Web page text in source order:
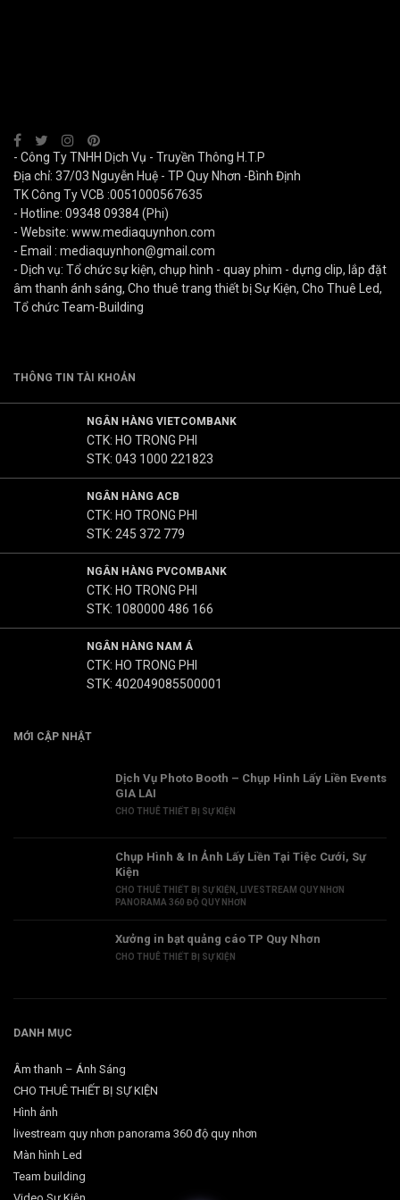
- Công Ty TNHH Dịch Vụ - Truyền Thông H.T.P
Địa chỉ: 37/03 Nguyễn Huệ - TP Quy Nhơn -Bình Định
TK Công Ty VCB :0051000567635
- Hotline: 09348 09384 (Phi)
- Website: www.mediaquynhon.com
- Email : mediaquynhon@gmail.com
- Dịch vụ: Tổ chức sự kiện, chụp hình - quay phim - dựng clip, lắp đặt
âm thanh ánh sáng, Cho thuê trang thiết bị Sự Kiện, Cho Thuê Led,
Tổ chức Team-Building
THÔNG TIN TÀI KHOẢN
NGÂN HÀNG VIETCOMBANK
CTK: HO TRONG PHI
STK: 043 1000 221823
NGÂN HÀNG ACB
CTK: HO TRONG PHI
STK: 245 372 779
NGÂN HÀNG PVCOMBANK
CTK: HO TRONG PHI
STK: 1080000 486 166
NGÂN HÀNG NAM Á
CTK: HO TRONG PHI
STK: 402049085500001
MỚI CẬP NHẬT
Dịch Vụ Photo Booth – Chụp Hình Lấy Liền Events
GIA LAI
CHO THUÊ THIẾT BỊ SỰ KIỆN
Chụp Hình & In Ảnh Lấy Liền Tại Tiệc Cưới, Sự
Kiện
CHO THUÊ THIẾT BỊ SỰ KIỆN
LIVESTREAM QUY NHƠN
PANORAMA 360 ĐỘ QUY NHƠN
Xưởng in bạt quảng cáo TP Quy Nhơn
CHO THUÊ THIẾT BỊ SỰ KIỆN
DANH MỤC
Âm thanh – Ánh Sáng
CHO THUÊ THIẾT BỊ SỰ KIỆN
Hình ảnh
livestream quy nhơn panorama 360 độ quy nhơn
Màn hình Led
Team building